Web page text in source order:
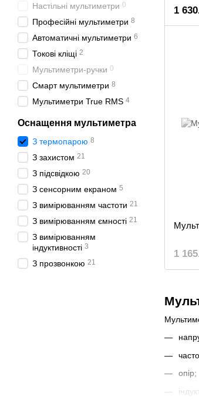
опір;
1
1
Настільні мультиметри 0
Професійні мультиметри 8
Автоматичні мультиметри 6
Токові кліщі 2
Мультиметри-ручки 0
Смарт мультиметри 8
Мультиметри True RMS 4
Оснащення мультиметра
З термопарою 8
З захистом 21
З підсвідкою 20
З сенсорним екраном 5
З вимірюванням частоти 21
З вимірюванням ємності 21
З вимірюванням
індуктивності 3
З прозвонкою 21